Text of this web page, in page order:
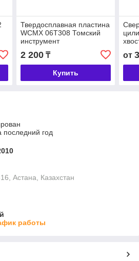
Твердосплавная пластина
WCMX 06T308 Томский
инструмент
2 200₸
Купить
от
последний год
Астана, Казахстан
работы